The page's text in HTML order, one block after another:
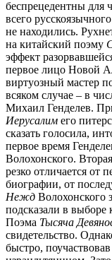
беспрецедентны для
всего
не находились.
на китайский поэму
эффект
первое лицо Новой
виртуозный мастер
всяком случае – в
Михаил Генделев.
Иерусалим его
сказать голосила,
первое время
Волохонского.
резко отличается от
биографии, от
Нежд Волохонского
подсказали в выборе
Поэма Тысяча
свидетельство.
быстро,